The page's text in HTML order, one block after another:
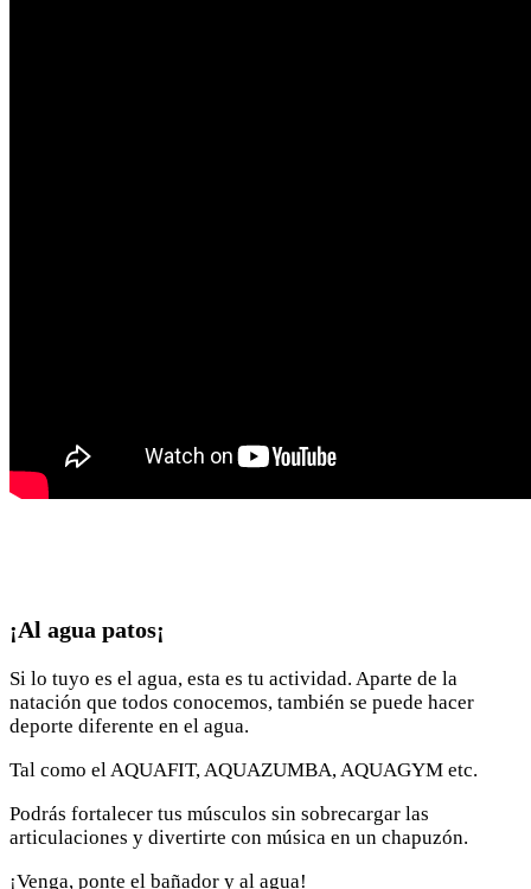
¡Al agua patos¡
Si lo tuyo es el agua, esta es tu actividad. Aparte de la
natación que todos conocemos, también se puede hacer
deporte diferente en el agua.
Tal como el AQUAFIT, AQUAZUMBA, AQUAGYM etc.
Podrás fortalecer tus músculos sin sobrecargar las
articulaciones y divertirte con música en un chapuzón.
¡Venga, ponte el bañador y al agua!